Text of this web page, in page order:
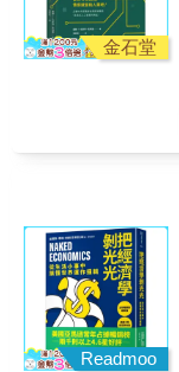
金石堂
Readmoo